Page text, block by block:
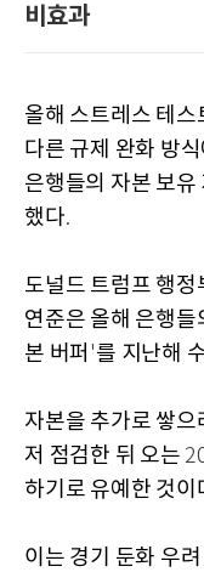
비효과
올해 스트레스 테
다른 규제 완화 방
은행들의 자본 보유
했다.
도널드 트럼프 행정
연준은 올해 은행들
본 버퍼 '를 지난해
자본을 추가로 쌓으
저 점검한 뒤 오는
하기로 유예한 것이
이는 경기 둔화 우